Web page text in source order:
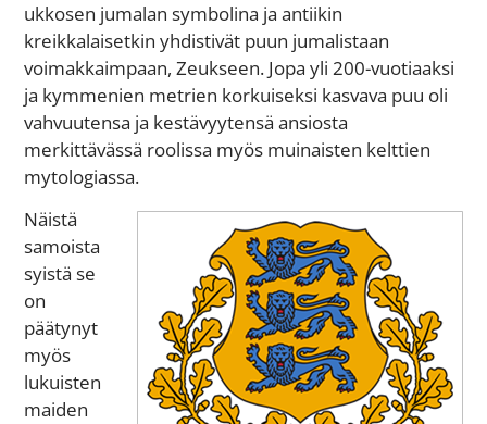
ukkosen jumalan symbolina ja antiikin
kreikkalaisetkin yhdistivät puun jumalistaan
voimakkaimpaan, Zeukseen. Jopa yli 200-vuotiaaksi
ja kymmenien metrien korkuiseksi kasvava puu oli
vahvuutensa ja kestävyytensä ansiosta
merkittävässä roolissa myös muinaisten kelttien
mytologiassa.
Näistä
samoista
syistä se
on
päätynyt
myös
lukuisten
maiden